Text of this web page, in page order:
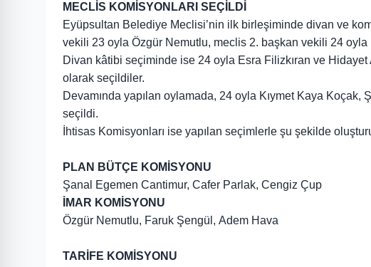
MECLİS KOMİSYONLARI SEÇİLDİ
Eyüpsultan Belediye Meclisi’nin ilk birleşiminde divan ve
vekili 23 oyla Özgür Nemutlu, meclis 2. başkan vekili 24 oyla
Divan kâtibi seçiminde ise 24 oyla Esra Filizkıran ve
olarak seçildiler.
Devamında yapılan oylamada, 24 oyla Kıymet Kaya
seçildi.
İhtisas Komisyonları ise yapılan seçimlerle şu şekilde
PLAN BÜTÇE KOMİSYONU
Şanal Egemen Cantimur, Cafer Parlak, Cengiz Çup
İMAR KOMİSYONU
Özgür Nemutlu, Faruk Şengül, Adem Hava
TARİFE KOMİSYONU